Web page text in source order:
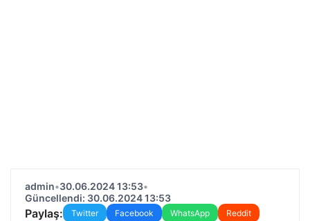
admin•30.06.2024 13:53•
Güncellendi: 30.06.2024 13:53
Paylaş: Twitter Facebook WhatsApp
Reddit